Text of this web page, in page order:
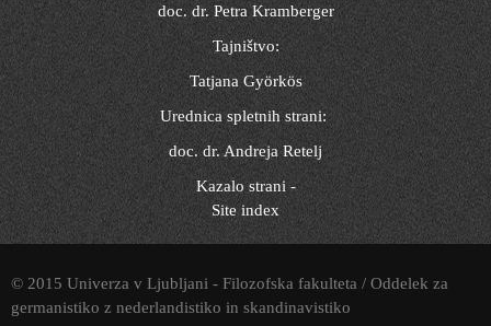
doc. dr. Petra Kramberger
Tajništvo:
Tatjana Györkös
Urednica spletnih strani:
doc. dr. Andreja Retelj
Kazalo strani -
Site index
© 2015 Univerza v Ljubljani - Filozofska fakulteta / Oddelek za
germanistiko z nederlandistiko in skandinavistiko